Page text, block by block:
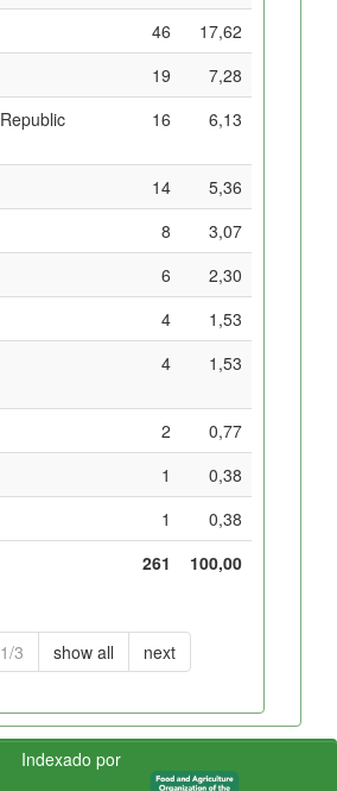
46
17,62
19
7,28
16 6,13
14
5,36
8
3,07
6
2,30
4
1,53
4 1,53
2
0,77
1
0,38
1
0,38
261
100,00
1/3 show all next
Indexado por